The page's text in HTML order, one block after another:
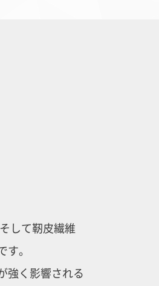
して靭皮繊維
。
強く影響される